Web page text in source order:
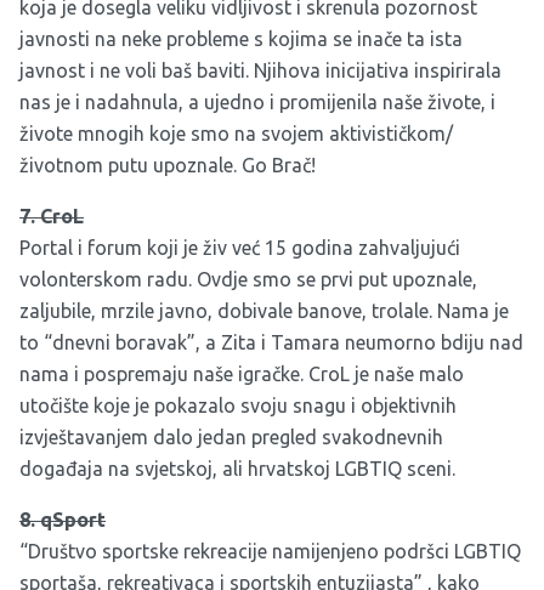
koja je dosegla veliku vidljivost i skrenula pozornost
javnosti na neke probleme s kojima se inače ta ista
javnost i ne voli baš baviti. Njihova inicijativa inspirirala
nas je i nadahnula, a ujedno i promijenila naše živote, i
živote mnogih koje smo na svojem aktivističkom/
životnom putu upoznale. Go Brač!
7. CroL
Portal i forum koji je živ već 15 godina zahvaljujući
volonterskom radu. Ovdje smo se prvi put upoznale,
zaljubile, mrzile javno, dobivale banove, trolale. Nama je
to “dnevni boravak”, a Zita i Tamara neumorno bdiju nad
nama i pospremaju naše igračke. CroL je naše malo
utočište koje je pokazalo svoju snagu i objektivnih
izvještavanjem dalo jedan pregled svakodnevnih
događaja na svjetskoj, ali hrvatskoj LGBTIQ sceni.
8. qSport
“Društvo sportske rekreacije namijenjeno podršci LGBTIQ
sportaša, rekreativaca i sportskih entuzijasta” , kako